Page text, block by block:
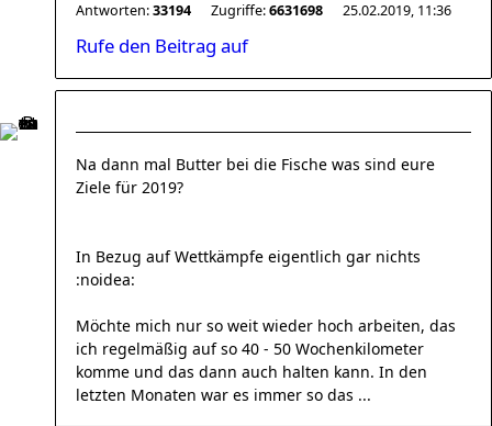
Antworten:33194 Zugriffe:6631698 25.02.2019, 11:36
Rufe den Beitrag auf
Na dann mal Butter bei die Fische was sind eure
Ziele für 2019?
In Bezug auf Wettkämpfe eigentlich gar nichts
:noidea:
Möchte mich nur so weit wieder hoch arbeiten, das
ich regelmäßig auf so 40 - 50 Wochenkilometer
komme und das dann auch halten kann. In den
letzten Monaten war es immer so das ...